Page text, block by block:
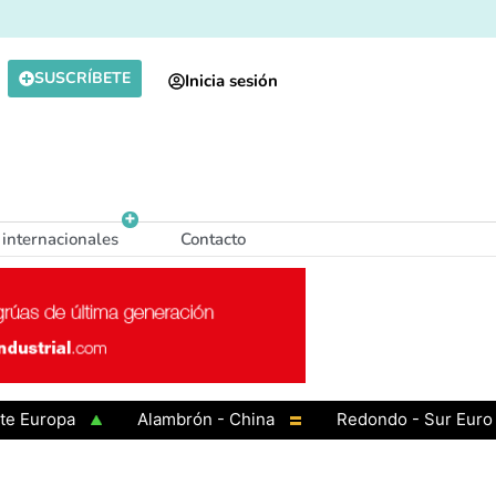
SUSCRÍBETE Inicia sesión
Contacto
Alambrón - China Redondo - Sur Europa